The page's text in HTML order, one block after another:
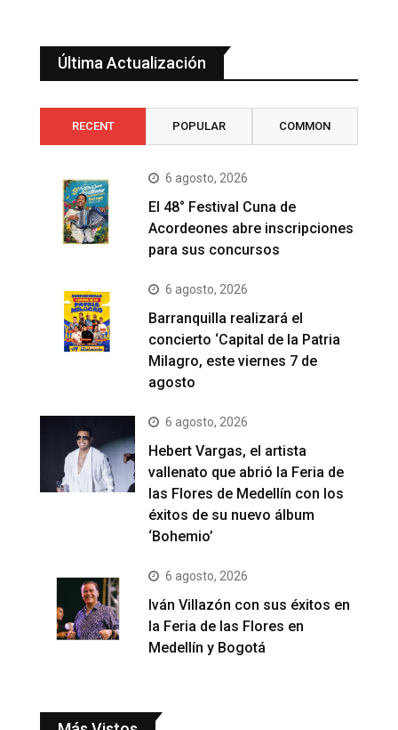
Última Actualización
RECENT POPULAR COMMON
6 agosto, 2026
El 48° Festival Cuna de
Acordeones abre inscripciones
para sus concursos
6 agosto, 2026
Barranquilla realizará el
concierto ‘Capital de la Patria
Milagro, este viernes 7 de
agosto
6 agosto, 2026
Hebert Vargas, el artista
vallenato que abrió la Feria de
las Flores de Medellín con los
éxitos de su nuevo álbum
‘Bohemio’
6 agosto, 2026
Iván Villazón con sus éxitos en
la Feria de las Flores en
Medellín y Bogotá